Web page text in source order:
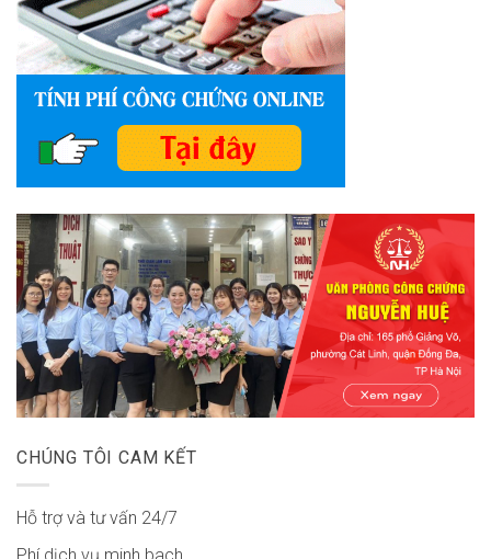
CHÚNG TÔI CAM KẾT
Hỗ trợ và tư vấn 24/7